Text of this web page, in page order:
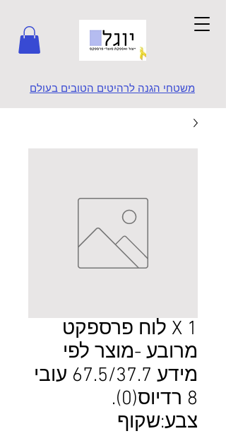
משטחי הגנה לרהיטים הטובים בעולם
1 X לוח פרספקט
מרובע -מוצר לפי
מידע 67.5/37.7 עובי
8 רדיוס(0).
צבע:שקוף